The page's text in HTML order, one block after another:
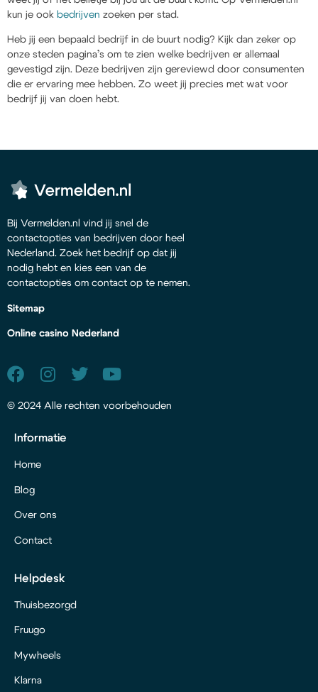
kun je ook bedrijven zoeken per stad.
Heb jij een bepaald bedrijf in de buurt nodig? Kijk dan zeker op
onze steden pagina’s om te zien welke bedrijven er allemaal
gevestigd zijn. Deze bedrijven zijn gereviewd door consumenten
die er ervaring mee hebben. Zo weet jij precies met wat voor
bedrijf jij van doen hebt.
Bij Vermelden.nl vind jij snel de
contactopties van bedrijven door heel
Nederland. Zoek het bedrijf op dat jij
nodig hebt en kies een van de
contactopties om contact op te nemen.
Sitemap
Online casino Nederland
© 2024 Alle rechten voorbehouden
Informatie
Home
Blog
Over ons
Contact
Helpdesk
Thuisbezorgd
Fruugo
Mywheels
Klarna